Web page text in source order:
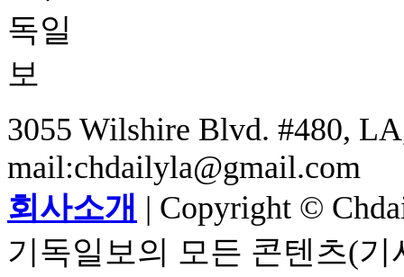
3055 Wilshire Blvd. #480,
mail:chdailyla@gmail.com
회사소개 | Copyright ©
기독일보의 모든 콘텐츠(